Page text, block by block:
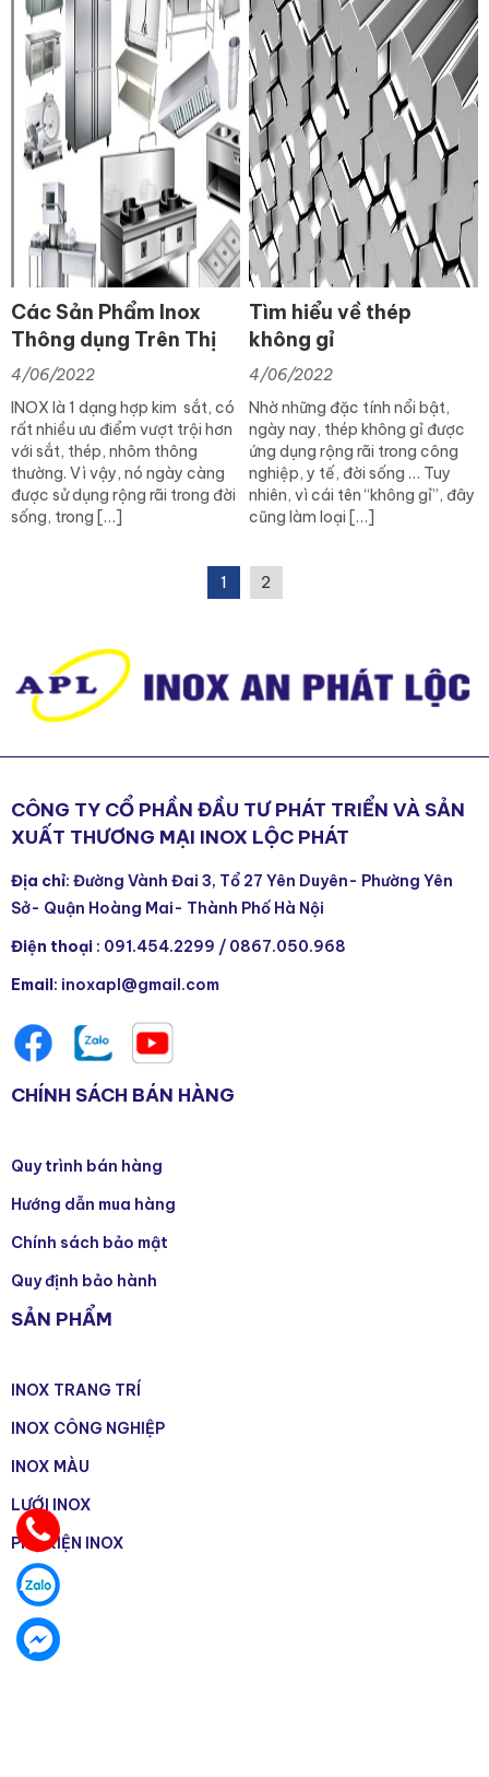
Các Sản Phẩm Inox
Thông dụng Trên Thị
trường Hiện nay
4/06/2022
INOX là 1 dạng hợp kim sắt, có
rất nhiều ưu điểm vượt trội hơn
với sắt, thép, nhôm thông
thường. Vì vậy, nó ngày càng
được sử dụng rộng rãi trong đời
sống, trong […]
Tìm hiểu về thép
không gỉ
4/06/2022
Nhờ những đặc tính nổi bật,
ngày nay, thép không gỉ được
ứng dụng rộng rãi trong công
nghiệp, y tế, đời sống … Tuy
nhiên, vì cái tên “không gỉ”, đây
cũng làm loại […]
1 2
CÔNG TY CỔ PHẦN ĐẦU TƯ PHÁT TRIỂN VÀ SẢN
XUẤT THƯƠNG MẠI INOX LỘC PHÁT
Địa chỉ: Đường Vành Đai 3, Tổ 27 Yên Duyên- Phường Yên
Sở- Quận Hoàng Mai- Thành Phố Hà Nội
Điện thoại : 091.454.2299 / 0867.050.968
Email: inoxapl@gmail.com
CHÍNH SÁCH BÁN HÀNG
Quy trình bán hàng
Hướng dẫn mua hàng
Chính sách bảo mật
Quy định bảo hành
SẢN PHẨM
INOX TRANG TRÍ
INOX CÔNG NGHIỆP
INOX MÀU
LƯỚI INOX
PHỤ KIỆN INOX